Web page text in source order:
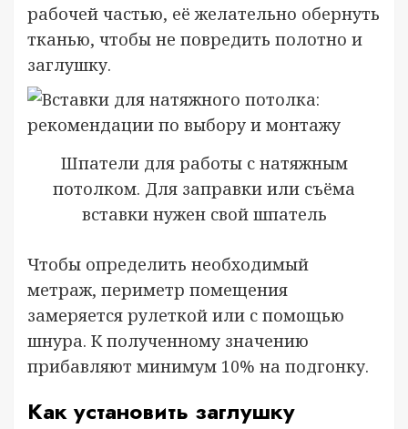
рабочей частью, её желательно обернуть
тканью, чтобы не повредить полотно и
заглушку.
Шпатели для работы с натяжным
потолком. Для заправки или съёма
вставки нужен свой шпатель
Чтобы определить необходимый
метраж, периметр помещения
замеряется рулеткой или с помощью
шнура. К полученному значению
прибавляют минимум 10% на подгонку.
Как установить заглушку